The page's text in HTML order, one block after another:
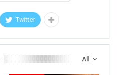
Twitter
All